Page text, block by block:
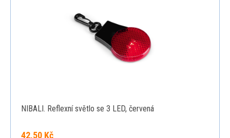
NIBALI. Reflexní světlo se 3 LED, červená
42,50 Kč